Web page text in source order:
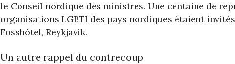
le Conseil nordique des ministres. Une centaine de
organisations LGBTI des pays nordiques étaient
Fosshótel, Reykjavik.
Un autre rappel du contrecoup